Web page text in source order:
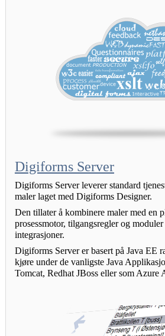
Digiforms Server
Digiforms Server leverer standard
maler laget med Digiforms Designer.
Den tillater å kombinere maler med en
prosessmotor, tilgangsregler og
integrasjoner.
Digiforms Server er basert på Java EE
kjøre under de vanligste Java
Tomcat, Redhat JBoss eller som Azure